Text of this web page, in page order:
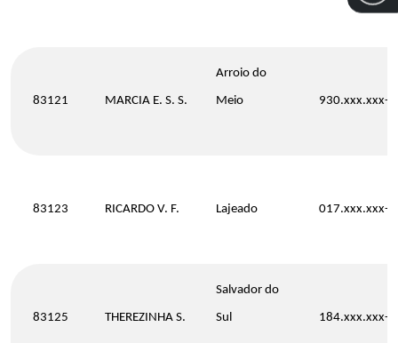
83121 MARCIA E. S. S.
Arroio do
Meio 930.xxx.xxx-
83123 RICARDO V. F. Lajeado 017.xxx.xxx-
83125 THEREZINHA S.
Salvador do
Sul 184.xxx.xxx-